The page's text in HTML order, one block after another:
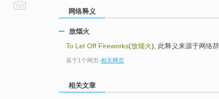
网络释义
放烟火
To Let Off Fireworks(放烟火), 此释义来源于网络
基于1个网页-相关网页
相关文章